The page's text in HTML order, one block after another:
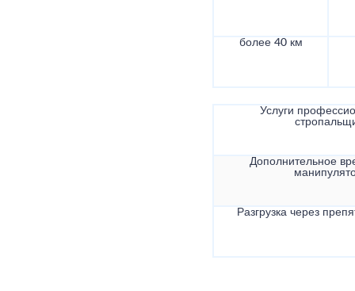
более 40 км
Услуги
Дополнительное
Разгрузка через